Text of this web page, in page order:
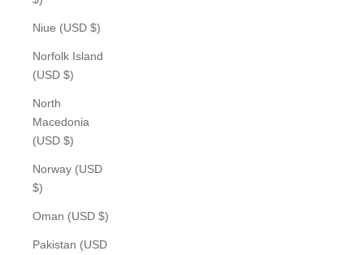
Niue (USD $)
Norfolk Island
(USD $)
North
Macedonia
(USD $)
Norway (USD
$)
Oman (USD $)
Pakistan (USD